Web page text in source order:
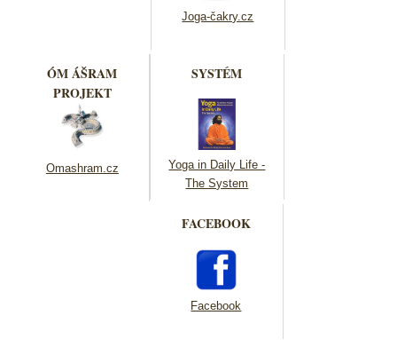
Joga-čakry.cz
ÓM ÁŠRAM
PROJEKT
Omashram.cz
SYSTÉM
Yoga in Daily Life -
The System
FACEBOOK
Facebook